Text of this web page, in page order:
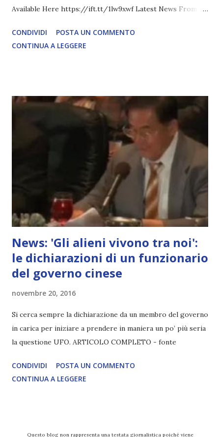
Available Here https://ift.tt/1lw9xwf Latest News From
COMPLETO - fonte
CONDIVIDI
POSTA UN COMMENTO
CONTINUA A LEGGERE
News: 'Gli alieni vivono tra noi':
le dichiarazioni di un funzionario
del governo cinese
novembre 20, 2016
Si cerca sempre la dichiarazione da un membro del governo
in carica per iniziare a prendere in maniera un po’ più seria
la questione UFO. ARTICOLO COMPLETO - fonte
CONDIVIDI
POSTA UN COMMENTO
CONTINUA A LEGGERE
Questo blog non rappresenta una testata giornalistica poiché viene